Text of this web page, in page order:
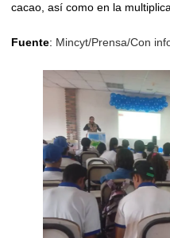
cacao, así como en la
Fuente: Mincyt/Prensa/Con